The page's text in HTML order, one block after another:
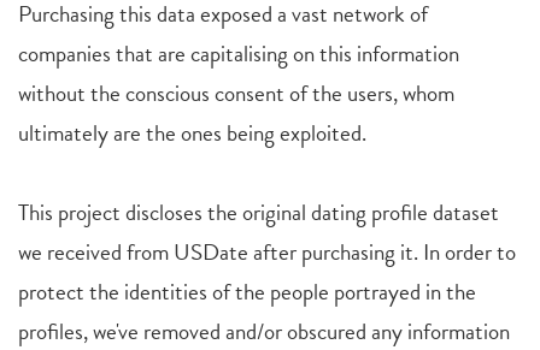
Purchasing this data exposed a vast network of
companies that are capitalising on this information
without the conscious consent of the users, whom
ultimately are the ones being exploited.
This project discloses the original dating profile dataset
we received from USDate after purchasing it. In order to
protect the identities of the people portrayed in the
profiles, we've removed and/or obscured any information